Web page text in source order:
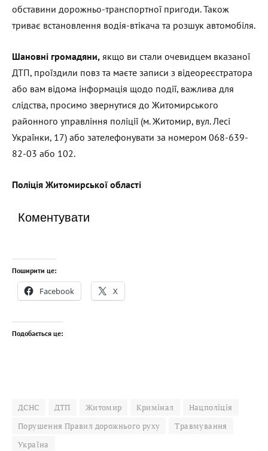
обставини дорожньо-транспортної пригоди. Також
триває встановлення водія-втікача та розшук автомобіля.
Шановні громадяни, якщо ви стали очевидцем вказаної
ДТП, проїздили повз та маєте записи з відеореєстратора
або вам відома інформація щодо події, важлива для
слідства, просимо звернутися до Житомирського
районного управління поліції (м. Житомир, вул. Лесі
Українки, 17) або зателефонувати за номером 068-639-
82-03 або 102.
Поліція Житомирської області
Коментувати
Поширити це:
Facebook X
Подобається це:
ДСНС ДТП Житомир Кримінал
Нацполіція
Порушення Правил дорожнього руху
Травмування
Україна